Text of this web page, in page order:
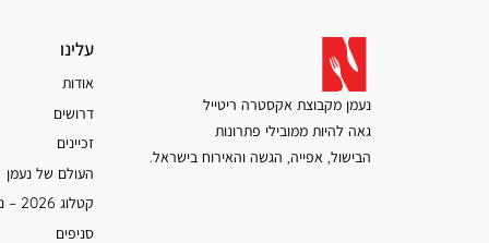
נעמן מקבוצת אקסטרה ריטייל
גאה להיות ממובילי פתרונות
הבישול, אפייה, הגשה והאירוח בישראל.
עלינו
עלינו
אודות
דרושים
זכיינים
העולם של נעמן
קטלוג 2026 – נעמן
סניפים